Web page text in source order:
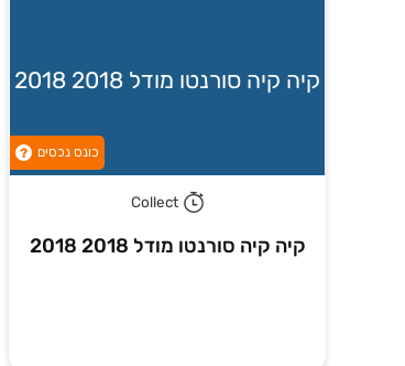
קיה קיה סורנטו מודל 2018 2018
כונס נכסים ?
Collect
קיה קיה סורנטו מודל 2018 2018